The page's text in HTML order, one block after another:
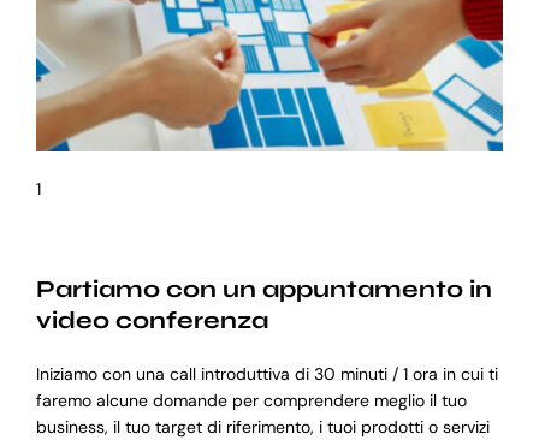
1
Partiamo con un appuntamento in
video conferenza
Iniziamo con una call introduttiva di 30 minuti / 1 ora in cui ti
faremo alcune domande per comprendere meglio il tuo
business, il tuo target di riferimento, i tuoi prodotti o servizi